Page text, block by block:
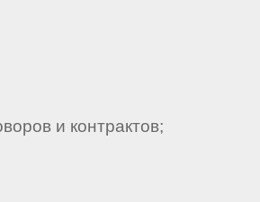
и контрактов;